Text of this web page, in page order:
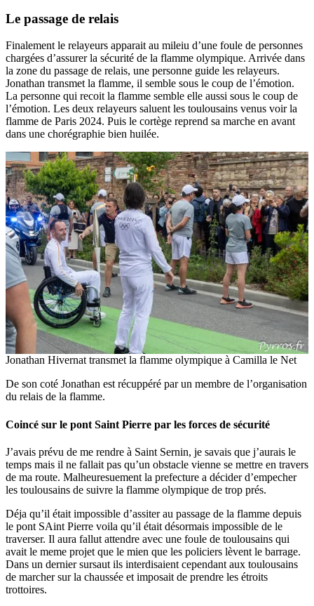
Le passage de relais
Finalement le relayeurs apparait au mileiu d’une foule de personnes
chargées d’assurer la sécurité de la flamme olympique. Arrivée dans
la zone du passage de relais, une personne guide les relayeurs.
Jonathan transmet la flamme, il semble sous le coup de l’émotion.
La personne qui recoit la flamme semble elle aussi sous le coup de
l’émotion. Les deux relayeurs saluent les toulousains venus voir la
flamme de Paris 2024. Puis le cortège reprend sa marche en avant
dans une chorégraphie bien huilée.
Jonathan Hivernat transmet la flamme olympique à Camilla le Net
De son coté Jonathan est récuppéré par un membre de l’organisation
du relais de la flamme.
Coincé sur le pont Saint Pierre par les forces de sécurité
J’avais prévu de me rendre à Saint Sernin, je savais que j’aurais le
temps mais il ne fallait pas qu’un obstacle vienne se mettre en travers
de ma route. Malheuresuement la prefecture a décider d’empecher
les toulousains de suivre la flamme olympique de trop prés.
Déja qu’il était impossible d’assiter au passage de la flamme depuis
le pont SAint Pierre voila qu’il était désormais impossible de le
traverser. Il aura fallut attendre avec une foule de toulousains qui
avait le meme projet que le mien que les policiers lèvent le barrage.
Dans un dernier sursaut ils interdisaient cependant aux toulousains
de marcher sur la chaussée et imposait de prendre les étroits
trottoires.